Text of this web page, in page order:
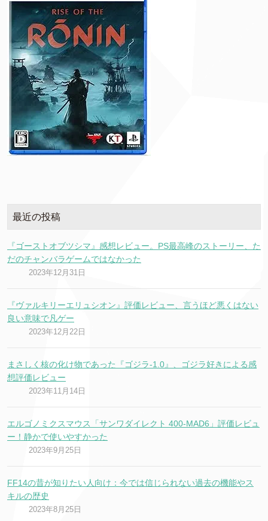
最近の投稿
『ゴーストオブツシマ』感想レビュー。PS最高峰のストーリー、た
だのチャンバラゲームではなかった
2023年12月31日
『ヴァルキリーエリュシオン』評価レビュー、言うほど悪くはない
良い意味で凡ゲー
2023年12月22日
まさしく核の化け物であった『ゴジラ-1.0』、ゴジラ好きによる感
想評価レビュー
2023年11月14日
エルゴノミクスマウス「サンワダイレクト 400-MAD6」評価レビュ
ー！静かで使いやすかった
2023年9月25日
FF14の昔が知りたい人向け：今では信じられない過去の機能やス
キルの歴史
2023年8月25日